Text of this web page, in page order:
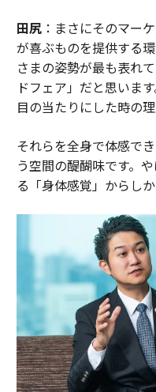
田尻：まさにそのマー
が喜ぶものを提供する
さまの姿勢が最も表れ
ドフェア」だと思いま
目の当たりにした時の
それらを全身で体感で
う空間の醍醐味です。
る「身体感覚」からし